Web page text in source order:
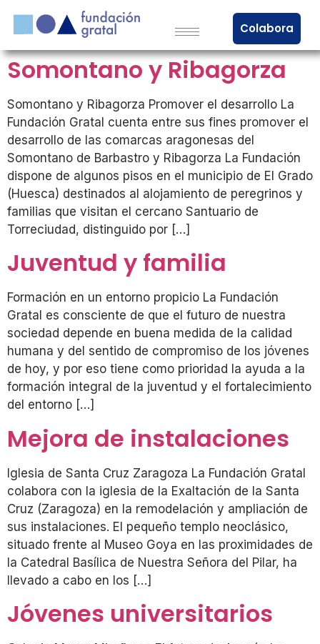
Colabora
Somontano y Ribagorza
Somontano y Ribagorza Promover el desarrollo La
Fundación Gratal cuenta entre sus fines promover el
desarrollo de las comarcas aragonesas del
Somontano de Barbastro y Ribagorza La Fundación
dispone de algunos pisos en el municipio de El Grado
(Huesca) destinados al alojamiento de peregrinos y
familias que visitan el cercano Santuario de
Torreciudad, distinguido por […]
Juventud y familia
Formación en un entorno propicio La Fundación
Gratal es consciente de que el futuro de nuestra
sociedad depende en buena medida de la calidad
humana y del sentido de compromiso de los jóvenes
de hoy, y por eso tiene como prioridad la ayuda a la
formación integral de la juventud y el fortalecimiento
del entorno […]
Mejora de instalaciones
Iglesia de Santa Cruz Zaragoza La Fundación Gratal
colabora con la iglesia de la Exaltación de la Santa
Cruz (Zaragoza) en la remodelación y ampliación de
sus instalaciones. El pequeño templo neoclásico,
situado frente al Museo Goya en las proximidades de
la Catedral Basílica de Nuestra Señora del Pilar, ha
llevado a cabo en los […]
Jóvenes universitarios